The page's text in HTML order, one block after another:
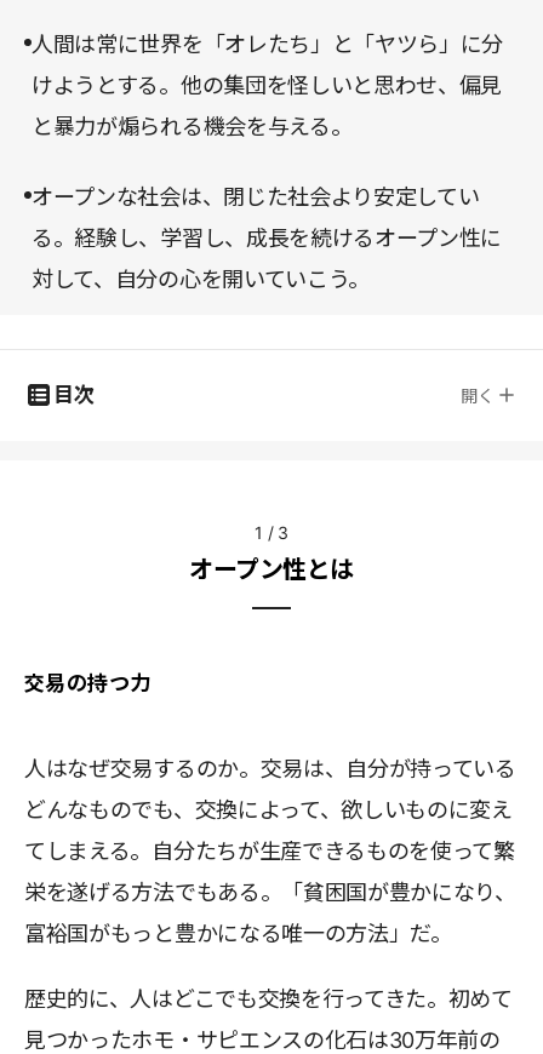
人間は常に世界を「オレたち」と「ヤツら」に分
けようとする。他の集団を怪しいと思わせ、偏見
と暴力が煽られる機会を与える。
オープンな社会は、閉じた社会より安定してい
る。経験し、学習し、成長を続けるオープン性に
対して、自分の心を開いていこう。
目次 開く
1 / 3
オープン性とは
交易の持つ力
人はなぜ交易するのか。交易は、自分が持っている
どんなものでも、交換によって、欲しいものに変え
てしまえる。自分たちが生産できるものを使って繁
栄を遂げる方法でもある。「貧困国が豊かになり、
富裕国がもっと豊かになる唯一の方法」だ。
歴史的に、人はどこでも交換を行ってきた。初めて
見つかったホモ・サピエンスの化石は30万年前の